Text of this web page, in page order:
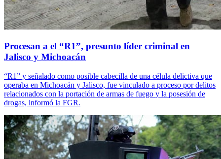
Procesan a el “R1”, presunto líder criminal en
Jalisco y Michoacán
“R1” y señalado como posible cabecilla de una célula delictiva que
operaba en Michoacán y Jalisco, fue vinculado a proceso por delitos
relacionados con la portación de armas de fuego y la posesión de
drogas, informó la FGR.